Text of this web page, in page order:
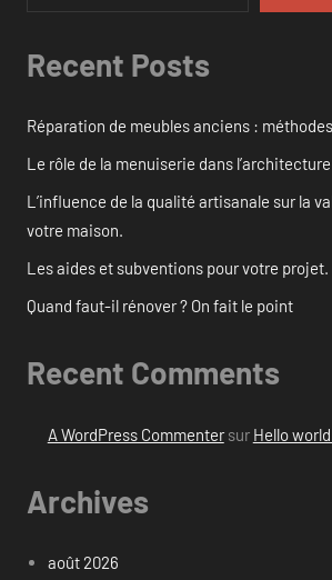
Recent Posts
Réparation de meubles anciens :
Le rôle de la menuiserie dans
L’influence de la qualité artisanale sur la
votre maison.
Les aides et subventions pour votre projet.
Quand faut-il rénover ? On fait le point
Recent Comments
A WordPress Commentersur Hello
Archives
août 2026